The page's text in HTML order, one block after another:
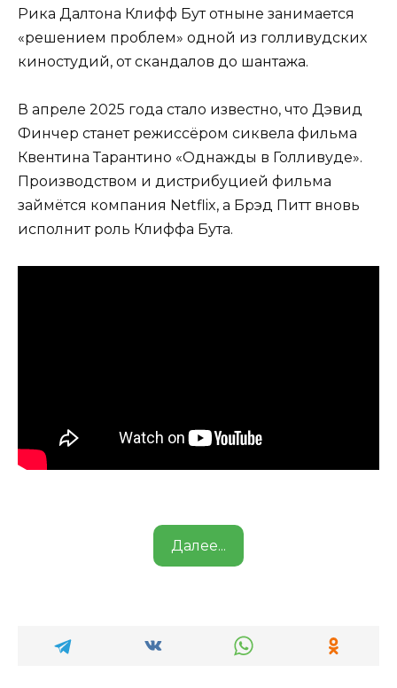
Рика Далтона Клифф Бут отныне занимается
«решением проблем» одной из голливудских
киностудий, от скандалов до шантажа.
В апреле 2025 года стало известно, что Дэвид
Финчер станет режиссёром сиквела фильма
Квентина Тарантино «Однажды в Голливуде».
Производством и дистрибуцией фильма
займётся компания Netflix, а Брэд Питт вновь
исполнит роль Клиффа Бута.
Далее...